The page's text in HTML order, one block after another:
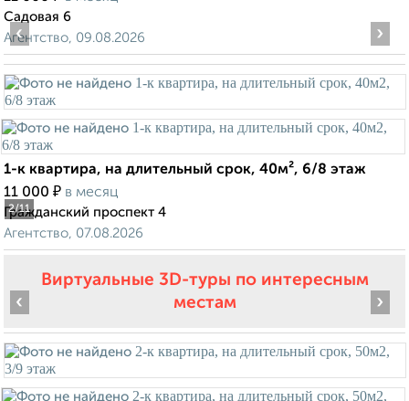
Садовая 6
Агентство, 09.08.2026
2/11
‹ ›
1-к квартира, на длительный срок, 40м², 6/8 этаж
11 000 ₽ в месяц
Гражданский проспект 4
Агентство, 07.08.2026
Виртуальные 3D-туры по интересным
местам
‹ ›